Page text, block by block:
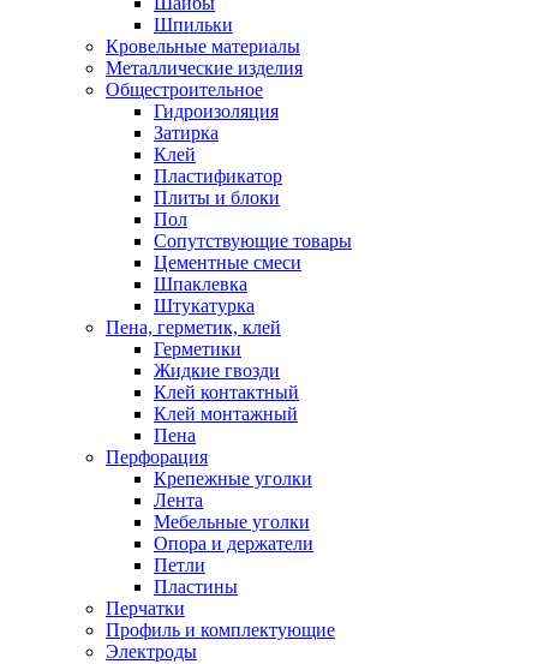
Шпильки
Кровельные материалы
Металлические изделия
Общестроительное
Гидроизоляция
Затирка
Клей
Пластификатор
Плиты и блоки
Пол
Сопутствующие товары
Цементные смеси
Шпаклевка
Штукатурка
Пена, герметик, клей
Герметики
Жидкие гвозди
Клей контактный
Клей монтажный
Пена
Перфорация
Крепежные уголки
Лента
Мебельные уголки
Опора и держатели
Петли
Пластины
Перчатки
Профиль и комплектующие
Электроды